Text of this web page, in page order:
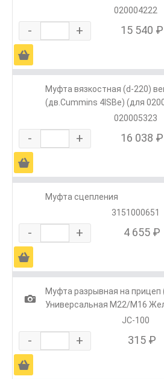
020004222
- + 15 540 ₽
Ä
Муфта вязкостная (d-220)
(дв.Cummins 4ISBe) (для
020005323
- + 16 038 ₽
Ä
Муфта сцепления
3151000651
- + 4 655 ₽
Ä
1
Муфта разрывная на прицеп
Универсальная М22/М16
JC-100
- + 315 ₽
Ä